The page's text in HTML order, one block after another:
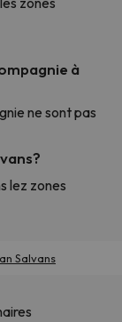
à
ne sont pas
lez zones
Salvans